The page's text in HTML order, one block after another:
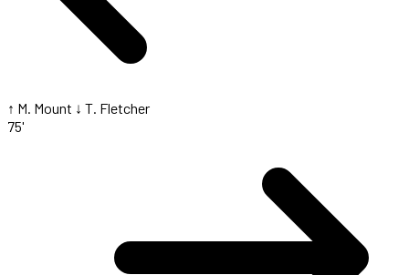
↑ M. Mount ↓ T. Fletcher
75'